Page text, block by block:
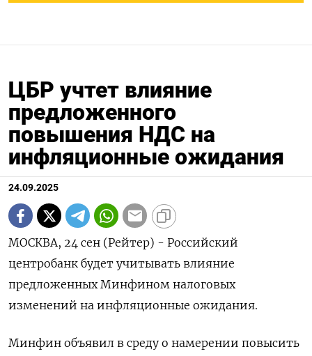
ЦБР учтет влияние
предложенного
повышения НДС на
инфляционные ожидания
24.09.2025
МОСКВА, 24 сен (Рейтер) - Российский
центробанк будет учитывать влияние
предложенных Минфином налоговых
изменений на инфляционные ожидания.
Минфин объявил в среду о намерении повысить